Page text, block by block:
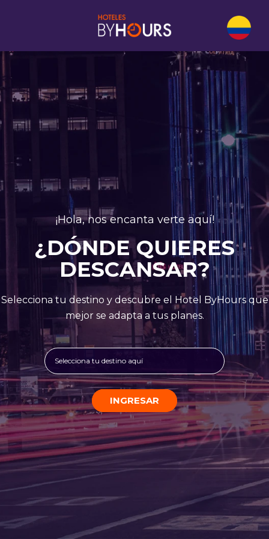
¡Hola, nos encanta verte aquí!
¿DÓNDE QUIERES
DESCANSAR?
Selecciona tu destino y descubre el Hotel ByHours que
mejor se adapta a tus planes.
Selecciona tu destino aquí
INGRESAR